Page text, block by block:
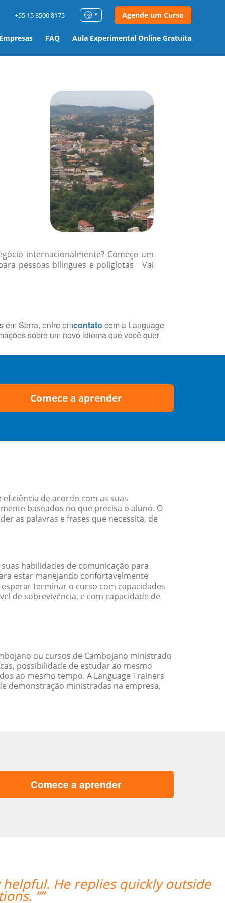
FAQ Aula Experimental Online Gratuita
+55 15 3500 8175 Agende um Curso
internacionalmente? Começe um
pessoas bilingues e poliglotas Vai
em Serra, entre emcontato com a Language
sobre um novo idioma que você quer
Comece a aprender
de acordo com as suas
baseados no que precisa o aluno. O
as palavras e frases que necessita, de
habilidades de comunicação para
estar manejando confortavelmente
terminar o curso com capacidades
de sobrevivência, e com capacidade de
ou cursos de Cambojano ministrado
possibilidade de estudar ao mesmo
ao mesmo tempo. A Language Trainers
demonstração ministradas na empresa,
Comece a aprender
procedimentos da Language
aulas com o professor que